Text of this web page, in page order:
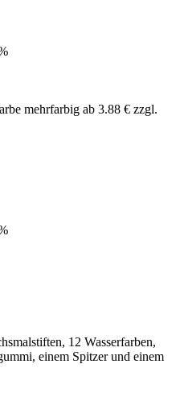
12 Wasserfarben,
einem Spitzer und einem